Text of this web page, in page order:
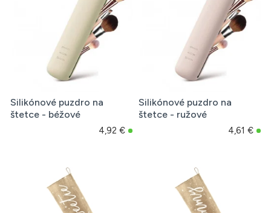
Silikónové puzdro na
štetce - béžové
4,92 €
Silikónové puzdro na
štetce - ružové
4,61 €